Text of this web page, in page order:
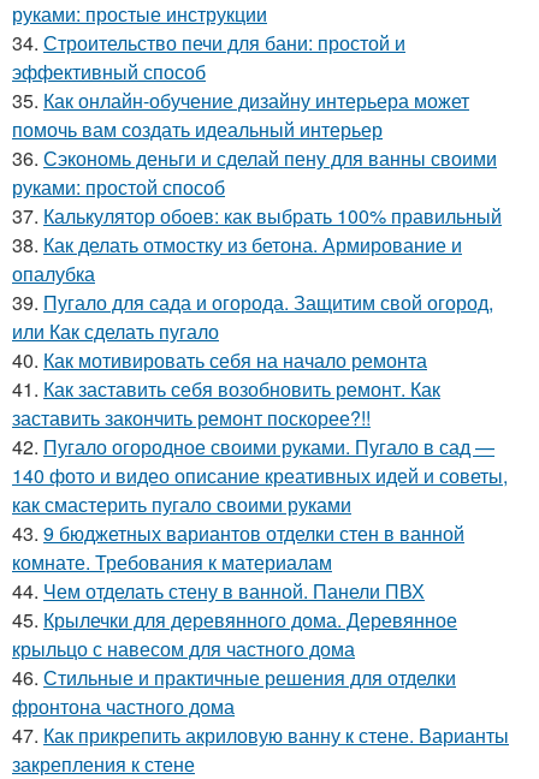
руками: простые инструкции
34. Строительство печи для бани: простой и
эффективный способ
35. Как онлайн-обучение дизайну интерьера может
помочь вам создать идеальный интерьер
36. Сэкономь деньги и сделай пену для ванны своими
руками: простой способ
37. Калькулятор обоев: как выбрать 100% правильный
38. Как делать отмостку из бетона. Армирование и
опалубка
39. Пугало для сада и огорода. Защитим свой огород,
или Как сделать пугало
40. Как мотивировать себя на начало ремонта
41. Как заставить себя возобновить ремонт. Как
заставить закончить ремонт поскорее?!!
42. Пугало огородное своими руками. Пугало в сад —
140 фото и видео описание креативных идей и советы,
как смастерить пугало своими руками
43. 9 бюджетных вариантов отделки стен в ванной
комнате. Требования к материалам
44. Чем отделать стену в ванной. Панели ПВХ
45. Крылечки для деревянного дома. Деревянное
крыльцо с навесом для частного дома
46. Стильные и практичные решения для отделки
фронтона частного дома
47. Как прикрепить акриловую ванну к стене. Варианты
закрепления к стене